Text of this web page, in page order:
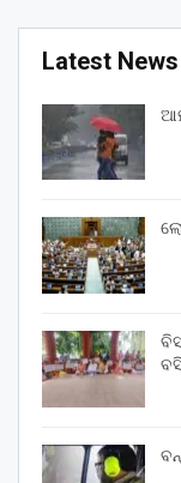
Latest News